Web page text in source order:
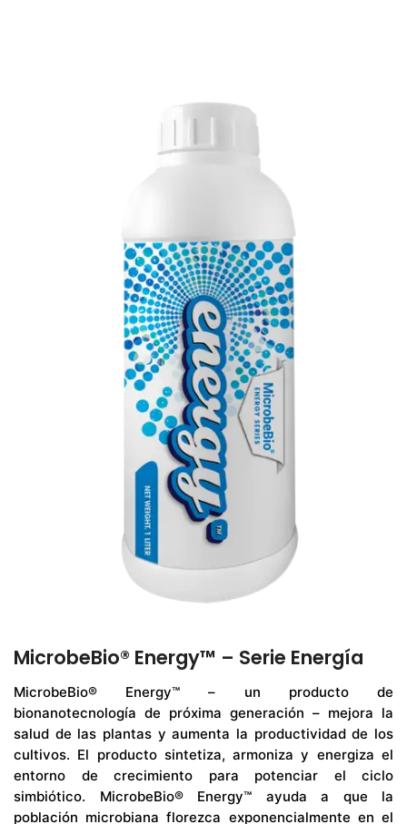
MicrobeBio® Energy™ – Serie Energía
MicrobeBio® Energy™ – un producto de
bionanotecnología de próxima generación – mejora la
salud de las plantas y aumenta la productividad de los
cultivos. El producto sintetiza, armoniza y energiza el
entorno de crecimiento para potenciar el ciclo
simbiótico. MicrobeBio® Energy™ ayuda a que la
población microbiana florezca exponencialmente en el